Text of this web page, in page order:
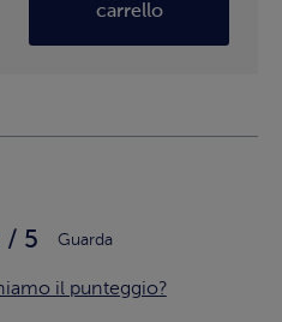
carrello
/ 5 Guarda
il punteggio?